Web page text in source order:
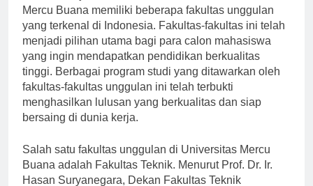
Mercu Buana memiliki beberapa fakultas unggulan
yang terkenal di Indonesia. Fakultas-fakultas ini telah
menjadi pilihan utama bagi para calon mahasiswa
yang ingin mendapatkan pendidikan berkualitas
tinggi. Berbagai program studi yang ditawarkan oleh
fakultas-fakultas unggulan ini telah terbukti
menghasilkan lulusan yang berkualitas dan siap
bersaing di dunia kerja.
Salah satu fakultas unggulan di Universitas Mercu
Buana adalah Fakultas Teknik. Menurut Prof. Dr. Ir.
Hasan Suryanegara, Dekan Fakultas Teknik